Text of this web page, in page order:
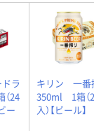
ラ
24
ー
キリン 一
350ml 1箱（
入）【ビール】